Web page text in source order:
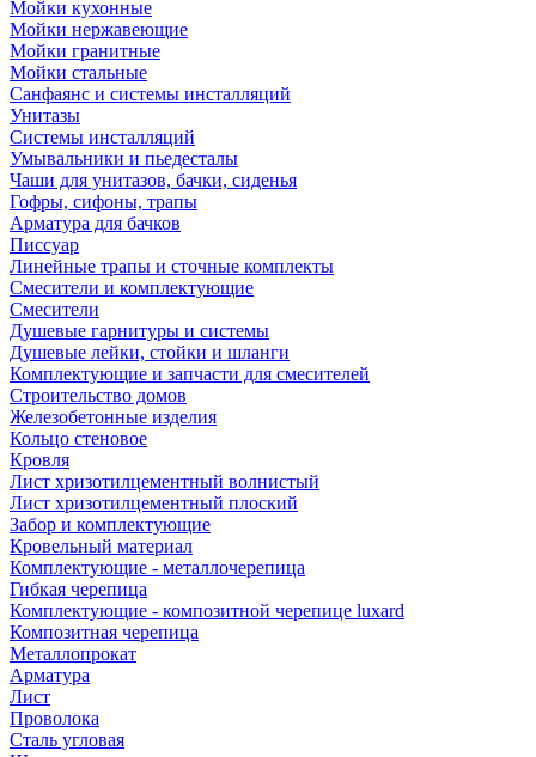
Мойки кухонные
Мойки нержавеющие
Мойки гранитные
Мойки стальные
Санфаянс и системы инсталляций
Унитазы
Системы инсталляций
Умывальники и пьедесталы
Чаши для унитазов, бачки, сиденья
Гофры, сифоны, трапы
Арматура для бачков
Писсуар
Линейные трапы и сточные комплекты
Смесители и комплектующие
Смесители
Душевые гарнитуры и системы
Душевые лейки, стойки и шланги
Комплектующие и запчасти для смесителей
Строительство домов
Железобетонные изделия
Кольцо стеновое
Кровля
Лист хризотилцементный волнистый
Лист хризотилцементный плоский
Забор и комплектующие
Кровельный материал
Комплектующие - металлочерепица
Гибкая черепица
Комплектующие - композитной черепице luxard
Композитная черепица
Металлопрокат
Арматура
Лист
Проволока
Сталь угловая